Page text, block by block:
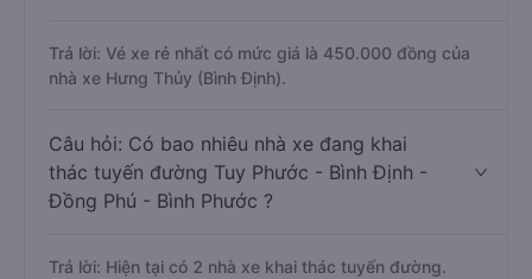
Trả lời: Vé xe rẻ nhất có mức giá là 450.000 đồng của
nhà xe Hưng Thủy (Bình Định).
Câu hỏi: Có bao nhiêu nhà xe đang khai
thác tuyến đường Tuy Phước - Bình Định -
Đồng Phú - Bình Phước ?
Trả lời: Hiện tại có 2 nhà xe khai thác tuyến đường.